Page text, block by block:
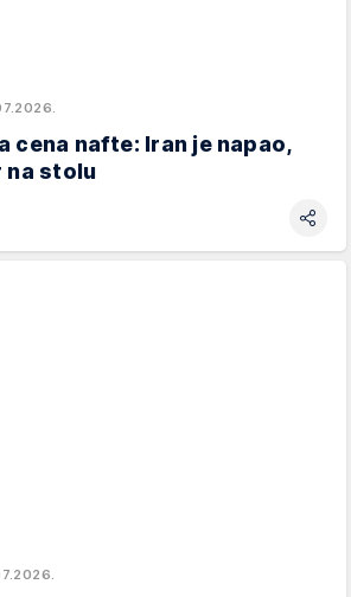
cena nafte: Iran je napao,
na stolu